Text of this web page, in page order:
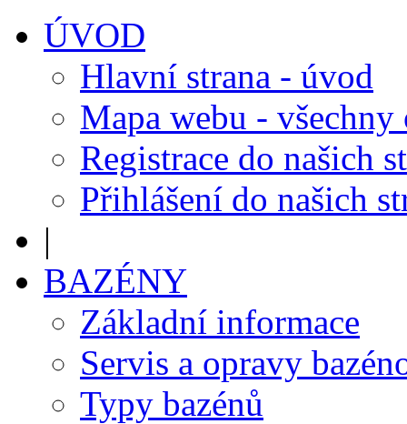
ÚVOD
Hlavní strana - úvod
Mapa webu - všechny
Registrace do našich
Přihlášení do našich
|
BAZÉNY
Základní informace
Servis a opravy
Typy bazénů